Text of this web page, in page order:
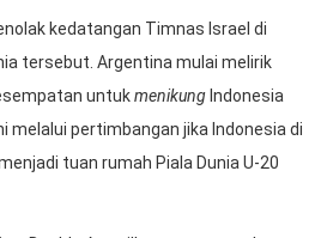
kedatangan Timnas Israel di
tersebut. Argentina mulai melirik
untukmenikung Indonesia
melalui pertimbangan jika Indonesia di
tuan rumah Piala Dunia U-20